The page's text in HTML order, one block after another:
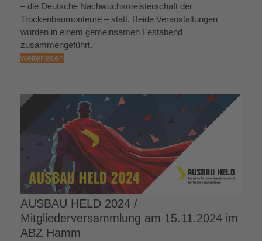
– die Deutsche Nachwuchsmeisterschaft der
Trockenbaumonteure – statt. Beide Veranstaltungen
wurden in einem gemeinsamen Festabend
zusammengeführt.
weiterlesen
AUSBAU HELD 2024 /
Mitgliederversammlung am 15.11.2024 im
ABZ Hamm